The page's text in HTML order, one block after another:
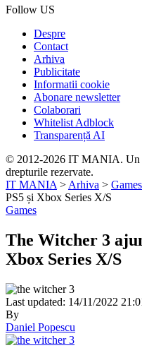
Follow US
Despre
Contact
Arhiva
Publicitate
Informatii cookie
Abonare newsletter
Colaborari
Whitelist Adblock
Transparență AI
© 2012-2026 IT MANIA. Un
drepturile rezervate.
IT MANIA > Arhiva > Games
PS5 și Xbox Series X/S
Games
The Witcher 3
Xbox Series X/S
Last updated: 14/11/2022
By
Daniel Popescu